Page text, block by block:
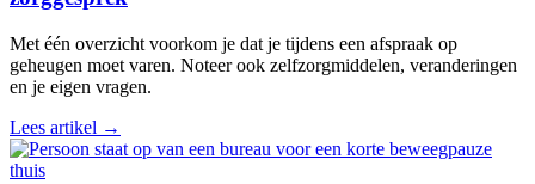
Met één overzicht voorkom je dat je tijdens een afspraak op
geheugen moet varen. Noteer ook zelfzorgmiddelen, veranderingen
en je eigen vragen.
Lees artikel →